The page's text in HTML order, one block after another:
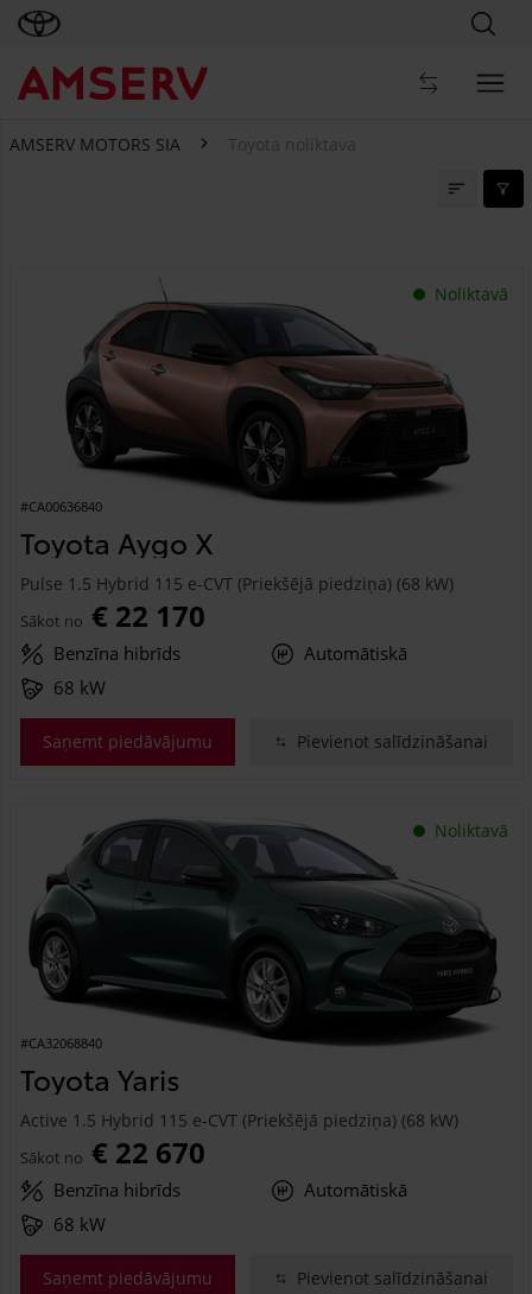
AMSERV MOTORS SIA Toyota noliktava
Noliktavā
#CA00636840
Toyota Aygo X
Pulse 1.5 Hybrid 115 e-CVT (Priekšējā piedziņa) (68 kW)
Sākot no € 22 170
Benzīna hibrīds
Automātiskā
68 kW
Saņemt piedāvājumu Pievienot salīdzināšanai
Noliktavā
#CA32068840
Toyota Yaris
Active 1.5 Hybrid 115 e-CVT (Priekšējā piedziņa) (68 kW)
Sākot no € 22 670
Benzīna hibrīds
Automātiskā
68 kW
Saņemt piedāvājumu Pievienot salīdzināšanai